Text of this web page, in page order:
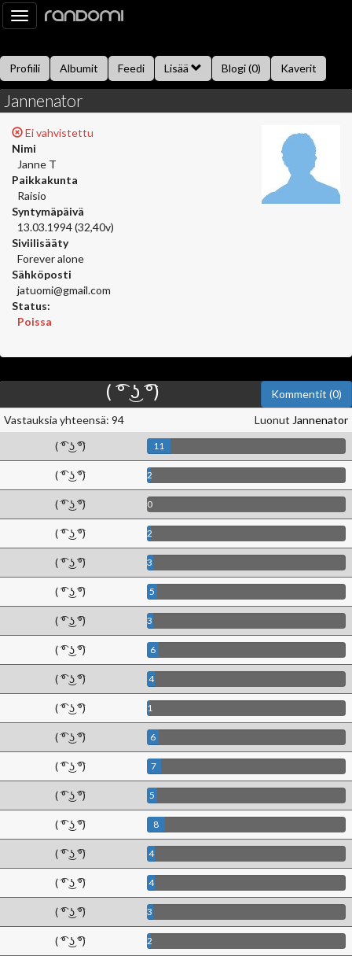
Toggle
navigation
Profiili Albumit Feedi Lisää Blogi (0) Kaverit
Kysy minulta
Jannenator
Ei vahvistettu
Nimi
Janne T
Paikkakunta
Raisio
Syntymäpäivä
13.03.1994 (32,40v)
Siviilisääty
Forever alone
Sähköposti
jatuomi@gmail.com
Status:
Poissa
Kommentit (0)
( ͡° ͜ʖ ͡°)
Luonut Jannenator
Vastauksia yhteensä: 94
( ͡° ͜ʖ ͡°)
11
( ͡° ͜ʖ ͡°) 2
( ͡° ͜ʖ ͡°) 0
( ͡° ͜ʖ ͡°) 2
( ͡° ͜ʖ ͡°) 3
( ͡° ͜ʖ ͡°) 5
( ͡° ͜ʖ ͡°) 3
( ͡° ͜ʖ ͡°) 6
( ͡° ͜ʖ ͡°) 4
( ͡° ͜ʖ ͡°) 1
( ͡° ͜ʖ ͡°) 6
( ͡° ͜ʖ ͡°) 7
( ͡° ͜ʖ ͡°) 5
( ͡° ͜ʖ ͡°) 8
( ͡° ͜ʖ ͡°) 4
( ͡° ͜ʖ ͡°) 4
( ͡° ͜ʖ ͡°) 3
( ͡° ͜ʖ ͡°) 2